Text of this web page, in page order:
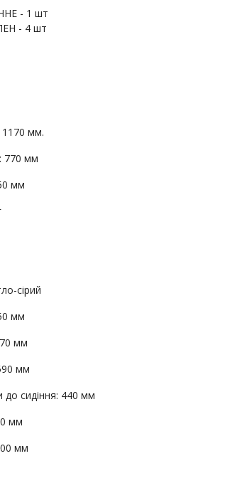
- 1 шт
- 4 шт
1170 мм.
770 мм
мм
сірий
мм
мм
мм
до сидіння: 440 мм
мм
мм